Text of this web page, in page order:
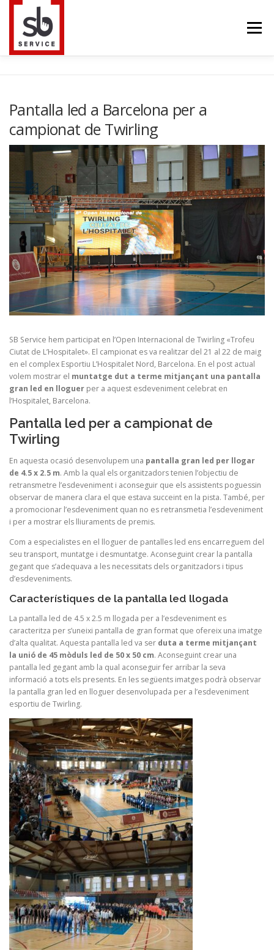
Saltar
contenido
Menú
TELEVISORS BLOG
IDIOMA
Pantalla led a Barcelona per a
campionat de Twirling
SB Service hem participat en l’Open Internacional de Twirling «Trofeu
Ciutat de L’Hospitalet». El campionat es va realitzar del 21 al 22 de maig
en el complex Esportiu L’Hospitalet Nord, Barcelona. En el post actual
volem mostrar el muntatge dut a terme mitjançant una pantalla
gran led en lloguer per a aquest esdeveniment celebrat en
l’Hospitalet, Barcelona.
Pantalla led per a campionat de
Twirling
En aquesta ocasió desenvolupem una pantalla gran led per llogar
de 4.5x 2.5 m. Amb la qual els organitzadors tenien l’objectiu de
retransmetre l’esdeveniment i aconseguir que els assistents poguessin
observar de manera clara el que estava succeint en la pista. També, per
a promocionar l’esdeveniment quan no es retransmetia l’esdeveniment
i per a mostrar els lliuraments de premis.
Com a especialistes en el lloguer de pantalles led ens encarreguem del
seu transport, muntatge i desmuntatge. Aconseguint crear la pantalla
gegant que s’adequava a les necessitats dels organitzadors i tipus
d’esdeveniments.
Característiques de la pantalla led llogada
La pantalla led de 4.5 x 2.5 m llogada per a l’esdeveniment es
caracteritza per s’uneixi pantalla de gran format que ofereix una imatge
d’alta qualitat. Aquesta pantalla led va ser duta a terme mitjançant
la unió de 45 mòduls led de 50 x 50 cm. Aconseguint crear una
pantalla led gegant amb la qual aconseguir fer arribar la seva
informació a tots els presents. En les següents imatges podrà observar
la pantalla gran led en lloguer desenvolupada per a l’esdeveniment
esportiu de Twirling.